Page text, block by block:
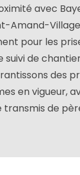
avec
Amand-
pour les
de
des
en vigueur,
de